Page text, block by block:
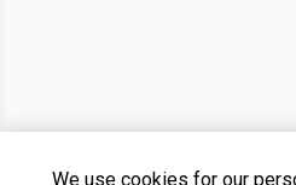
We use cookies for our